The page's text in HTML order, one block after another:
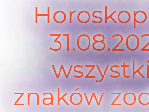
znaków